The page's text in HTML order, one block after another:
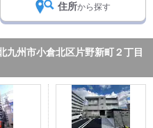
住所から探す
州市小倉北区片野新町２丁目